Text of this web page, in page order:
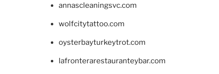
annascleaningsvc.com
wolfcitytattoo.com
oysterbayturkeytrot.com
lafronterarestauranteybar.com